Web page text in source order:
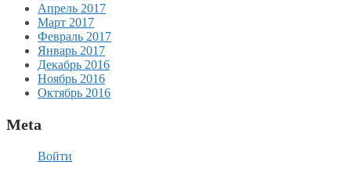
Апрель 2017
Март 2017
Февраль 2017
Январь 2017
Декабрь 2016
Ноябрь 2016
Октябрь 2016
Meta
Войти